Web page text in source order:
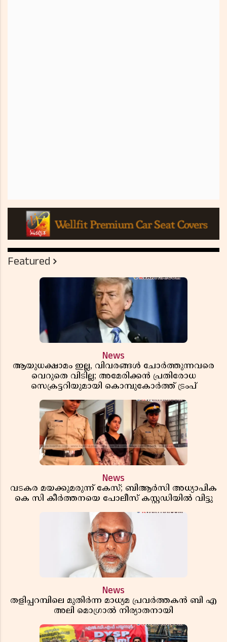
Featured
News
ആയുധക്ഷാമം ഇല്ല, വിവരങ്ങൾ ചോർത്തുന്നവരെ
വെറുതെ വിടില്ല; അമേരിക്കൻ പ്രതിരോധ
സെക്രട്ടറിയുമായി കൊമ്പുകോർത്ത് ട്രംപ്
News
വടകര മയക്കുമരുന്ന് കേസ്; ബിആർസി അധ്യാപിക
കെ സി കീർത്തനയെ പോലീസ് കസ്റ്റഡിയിൽ വിട്ടു
News
തളിപ്പറമ്പിലെ മുതിർന്ന മാധ്യമ പ്രവർത്തകൻ ബി എ
അലി മൊഗ്രാൽ നിര്യാതനായി